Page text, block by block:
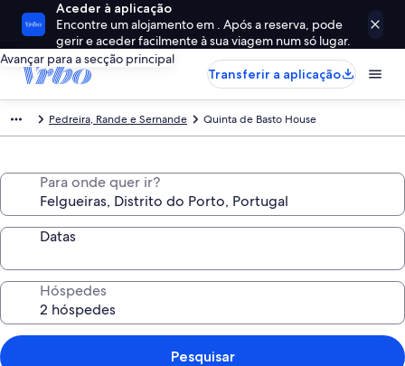
Aceder à aplicação
Encontre um alojamento em . Após a reserva, pode
gerir e aceder facilmente à sua viagem num só lugar.
Avançar para a secção principal
Transferir a aplicação
Pedreira, Rande e Sernande Quinta de Basto House
Para onde quer ir?
Datas
Hóspedes
Pesquisar